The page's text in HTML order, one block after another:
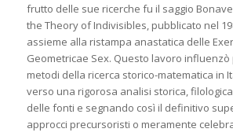
frutto delle sue ricerche fu il saggio
the Theory of Indivisibles, pubblicato nel
assieme alla ristampa anastatica delle
Geometricae Sex. Questo lavoro
metodi della ricerca storico-matematica in
verso una rigorosa analisi storica,
delle fonti e segnando così il definitivo
approcci precursoristi o meramente